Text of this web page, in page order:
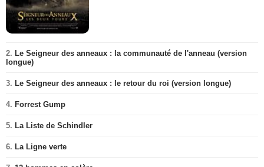
2. Le Seigneur des anneaux : la communauté de l'anneau (version
longue)
3. Le Seigneur des anneaux : le retour du roi (version longue)
4. Forrest Gump
5. La Liste de Schindler
6. La Ligne verte